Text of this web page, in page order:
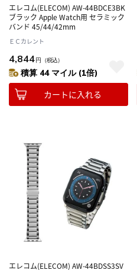
エレコム(ELECOM) AW-44BDCE3BK
ブラック Apple Watch用 セラミック
バンド 45/44/42mm
ＥＣカレント
4,844円 （税込）
積算 44 マイル (1倍)
カートに入れる
エレコム(ELECOM) AW-44BDSS3SV